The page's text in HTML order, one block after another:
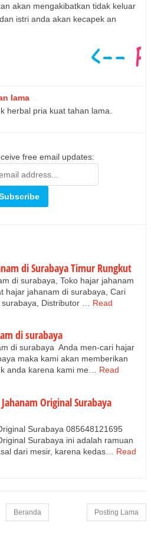
akan mengakibatkan tidak keluar
istri anda akan kecapek an
lama
herbal pria kuat tahan lama.
free email updates:
di Surabaya Timur Rungkut
di surabaya, Toko hajar jahanam
hajar jahanam di surabaya, Cari
Distributor …
Read
di surabaya
di surabaya Anda men-cari hajar
maka kami akan memberikan
anda karena kami me…
Read
Original Surabaya
Surabaya 085648121695
Surabaya ini adalah ramuan
dari mesir, karena kedas…
Read
Posting Lama
Beranda